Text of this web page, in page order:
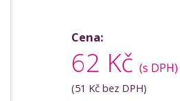
Cena:
62 Kč (s DPH)
(51 Kč bez DPH)